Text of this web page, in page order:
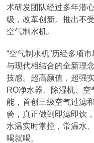
术研发团队经过多年潜
级，改革创新。推出不
空气制水机。
“空气制水机”历经多项
与现代相结合的全新理
技感。超高颜值，超强
RO净水器、除湿机、
能，首创三级空气过滤
验，真正做到即滤即饮
水温实时掌控，常温水
喝就喝。